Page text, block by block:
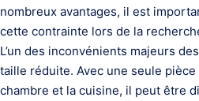
nombreux avantages, il est
cette contrainte lors de la
L’un des inconvénients majeurs
taille réduite. Avec une seule
chambre et la cuisine, il peut être